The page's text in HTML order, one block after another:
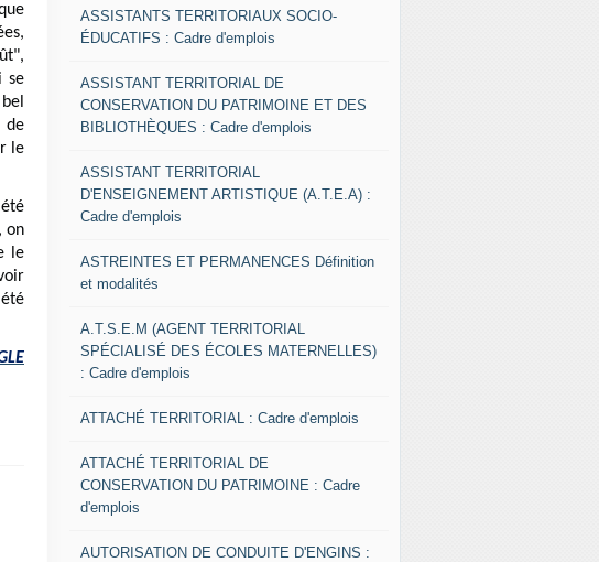
se
de
le
on
le
ASSISTANTS TERRITORIAUX SOCIO-
ÉDUCATIFS : Cadre d'emplois
ASSISTANT TERRITORIAL DE
CONSERVATION DU PATRIMOINE ET DES
BIBLIOTHÈQUES : Cadre d'emplois
ASSISTANT TERRITORIAL
D'ENSEIGNEMENT ARTISTIQUE (A.T.E.A) :
Cadre d'emplois
ASTREINTES ET PERMANENCES Définition
et modalités
A.T.S.E.M (AGENT TERRITORIAL
SPÉCIALISÉ DES ÉCOLES MATERNELLES)
: Cadre d'emplois
ATTACHÉ TERRITORIAL : Cadre d'emplois
ATTACHÉ TERRITORIAL DE
CONSERVATION DU PATRIMOINE : Cadre
d'emplois
AUTORISATION DE CONDUITE D'ENGINS :